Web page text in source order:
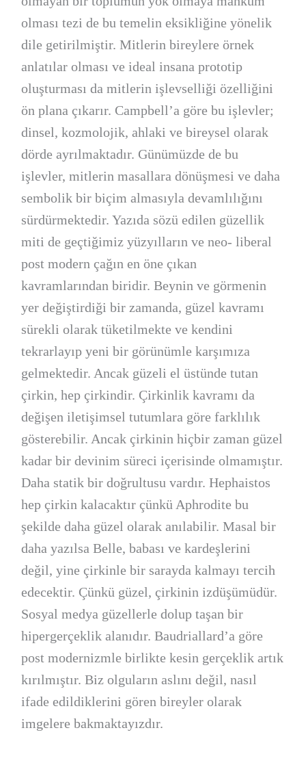
olması tezi de bu temelin eksikliğine yönelik
dile getirilmiştir. Mitlerin bireylere örnek
anlatılar olması ve ideal insana prototip
oluşturması da mitlerin işlevselliği özelliğini
ön plana çıkarır. Campbell’a göre bu işlevler;
dinsel, kozmolojik, ahlaki ve bireysel olarak
dörde ayrılmaktadır. Günümüzde de bu
işlevler, mitlerin masallara dönüşmesi ve daha
sembolik bir biçim almasıyla devamlılığını
sürdürmektedir. Yazıda sözü edilen güzellik
miti de geçtiğimiz yüzyılların ve neo- liberal
post modern çağın en öne çıkan
kavramlarından biridir. Beynin ve görmenin
yer değiştirdiği bir zamanda, güzel kavramı
sürekli olarak tüketilmekte ve kendini
tekrarlayıp yeni bir görünümle karşımıza
gelmektedir. Ancak güzeli el üstünde tutan
çirkin, hep çirkindir. Çirkinlik kavramı da
değişen iletişimsel tutumlara göre farklılık
gösterebilir. Ancak çirkinin hiçbir zaman güzel
kadar bir devinim süreci içerisinde olmamıştır.
Daha statik bir doğrultusu vardır. Hephaistos
hep çirkin kalacaktır çünkü Aphrodite bu
şekilde daha güzel olarak anılabilir. Masal bir
daha yazılsa Belle, babası ve kardeşlerini
değil, yine çirkinle bir sarayda kalmayı tercih
edecektir. Çünkü güzel, çirkinin izdüşümüdür.
Sosyal medya güzellerle dolup taşan bir
hipergerçeklik alanıdır. Baudriallard’a göre
post modernizmle birlikte kesin gerçeklik artık
kırılmıştır. Biz olguların aslını değil, nasıl
ifade edildiklerini gören bireyler olarak
imgelere bakmaktayızdır.